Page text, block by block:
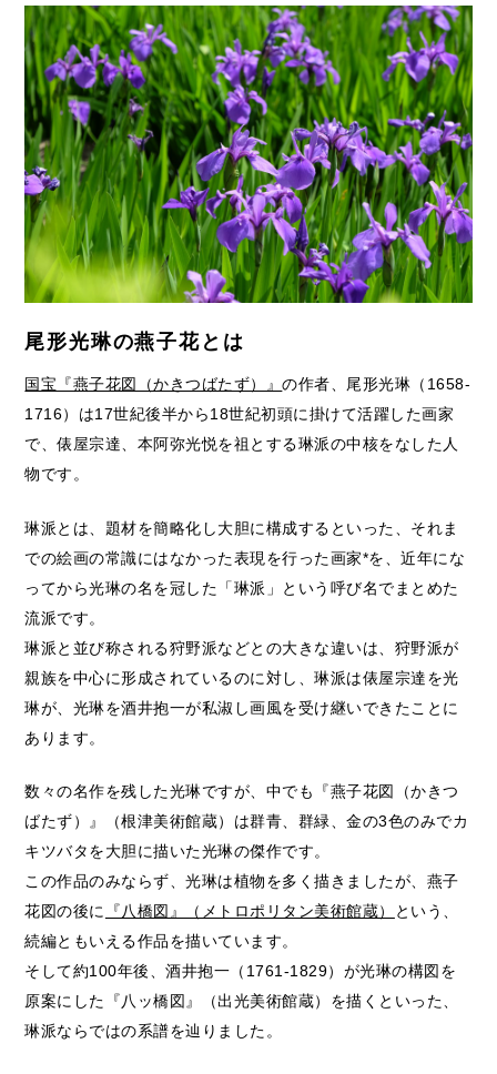
尾形光琳の燕子花とは
国宝『燕子花図（かきつばたず）』の作者、尾形光琳（1658-
1716）は17世紀後半から18世紀初頭に掛けて活躍した画家
で、俵屋宗達、本阿弥光悦を祖とする琳派の中核をなした人
物です。
琳派とは、題材を簡略化し大胆に構成するといった、それま
での絵画の常識にはなかった表現を行った画家*を、近年にな
ってから光琳の名を冠した「琳派」という呼び名でまとめた
流派です。
琳派と並び称される狩野派などとの大きな違いは、狩野派が
親族を中心に形成されているのに対し、琳派は俵屋宗達を光
琳が、光琳を酒井抱一が私淑し画風を受け継いできたことに
あります。
数々の名作を残した光琳ですが、中でも『燕子花図（かきつ
ばたず）』（根津美術館蔵）は群青、群緑、金の3色のみでカ
キツバタを大胆に描いた光琳の傑作です。
この作品のみならず、光琳は植物を多く描きましたが、燕子
花図の後に
『八橋図』（メトロポリタン美術館蔵）
という、
続編ともいえる作品を描いています。
そして約100年後、酒井抱一（1761-1829）が光琳の構図を
原案にした『八ッ橋図』（出光美術館蔵）を描くといった、
琳派ならではの系譜を辿りました。